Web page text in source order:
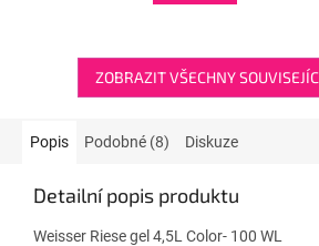
ZOBRAZIT VŠECHNY
Popis Podobné (8) Diskuze
Detailní popis produktu
Weisser Riese gel 4,5L Color- 100 WL